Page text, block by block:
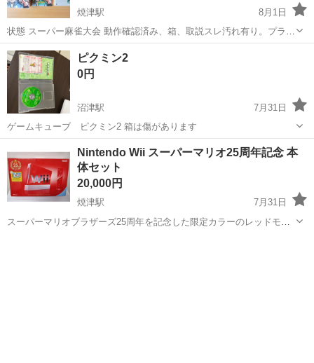
焼津駅
8月1日
状態 スーパー麻雀大会 動作確認済み、箱、取説スレ汚れ有り。プラケ
ースなし、ソフト全体的に変色、剥がれ有り。 極 動作確認済
み、箱、取説スレ汚れ有り。プラケース一部割れあり、ソフト裏側変
色あり 画像がす...
静岡 焼津市 焼津駅
ピクミン2
0円
沼津駅
7月31日
ゲームキューブ ピクミン2 箱は傷があります
沼津市 沼津駅 テレビゲーム
Nintendo Wii スーパーマリオ25周年記念 本
体セット
20,000円
焼津駅
7月31日
スーパーマリオブラザーズ25周年を記念した限定カラーのレッドモデ